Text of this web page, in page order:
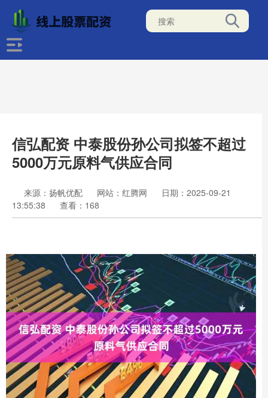
信弘配资 中泰股份孙公司拟签不超过
5000万元原料气供应合同
来源：扬帆优配 网站：红腾网
日期：2025-09-21
13:55:38
查看：168